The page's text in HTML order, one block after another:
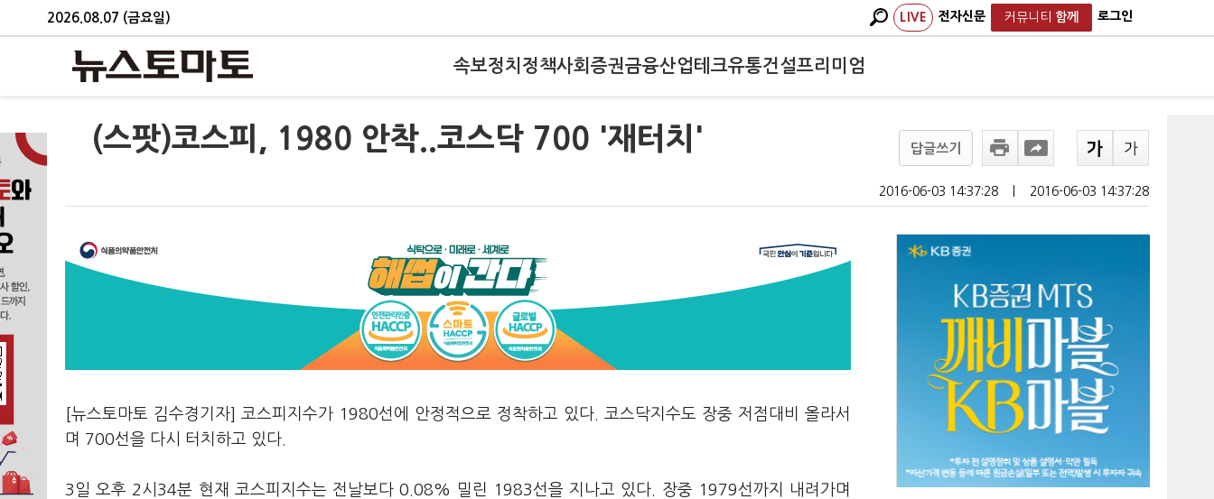
2026.08.07 (금요일) LIVE 전자신문 커뮤니티 함께 로그인
속보정치 정책사회 증권금융산업테크유통건설프리미엄
(스팟)코스피, 1980 안착..코스닥 700 '재터치' 답글쓰기
2016-06-03 14:37:28 2016-06-03 14:37:28
[뉴스토마토 김수경기자] 코스피지수가 1980선에 안정적으로 정착하고 있다. 코스닥지수도 장중 저점대비 올라서
며 700선을 다시 터치하고 있다.
3일 오후 2시34분 현재 코스피지수는 전날보다 0.08% 밀린 1983선을 지나고 있다. 장중 1979선까지 내려가며